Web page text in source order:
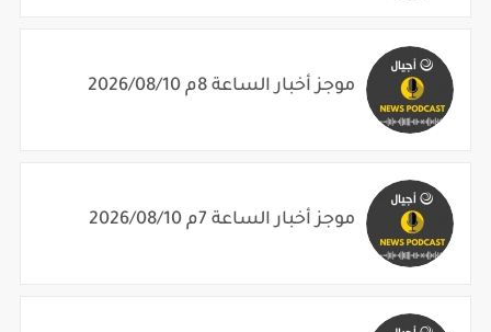
موجز أخبار الساعة 8م 2026/08/10
موجز أخبار الساعة 7م 2026/08/10